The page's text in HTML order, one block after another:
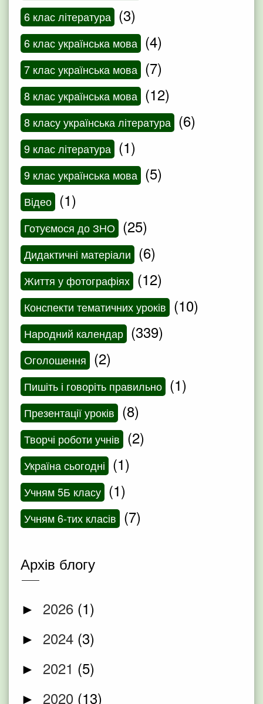
6 клас література (3)
6 клас українська мова (4)
7 клас українська мова (7)
8 клас українська мова (12)
8 класу українська література (6)
9 клас література (1)
9 клас українська мова (5)
Відео (1)
Готуємося до ЗНО (25)
Дидактичні матеріали (6)
Життя у фотографіях (12)
Конспекти тематичних уроків (10)
Народний календар (339)
Оголошення (2)
Пишіть і говоріть правильно (1)
Презентації уроків (8)
Творчі роботи учнів (2)
Україна сьогодні (1)
Учням 5Б класу (1)
Учням 6-тих класів (7)
Архів блогу
► 2026 (1)
► 2024 (3)
► 2021 (5)
► 2020 (13)